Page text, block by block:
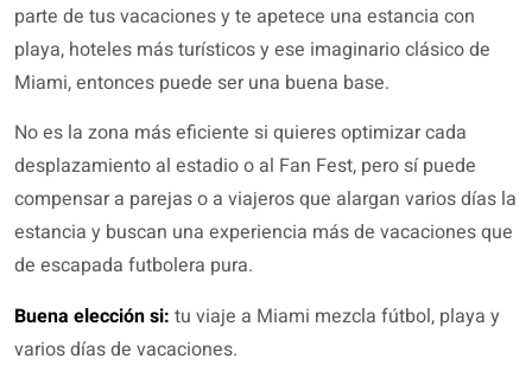
parte de tus vacaciones y te apetece una estancia con
playa, hoteles más turísticos y ese imaginario clásico de
Miami, entonces puede ser una buena base.
No es la zona más eficiente si quieres optimizar cada
desplazamiento al estadio o al Fan Fest, pero sí puede
compensar a parejas o a viajeros que alargan varios días la
estancia y buscan una experiencia más de vacaciones que
de escapada futbolera pura.
Buena elección si: tu viaje a Miami mezcla fútbol, playa y
varios días de vacaciones.